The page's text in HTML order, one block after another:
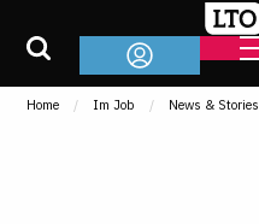
Home Im Job News & Stories